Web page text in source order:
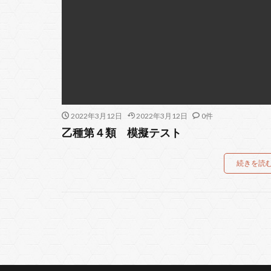
2022年3月12日 2022年3月12日 0件
乙種第４類 模擬テスト
続きを読